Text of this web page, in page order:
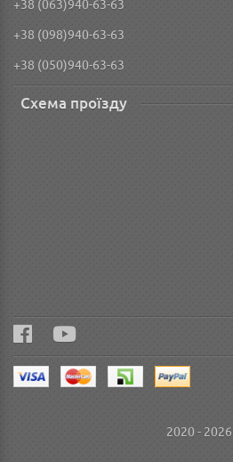
+38 (063)940-63-63
+38 (098)940-63-63
+38 (050)940-63-63
Схема проїзду
2020 - 2026